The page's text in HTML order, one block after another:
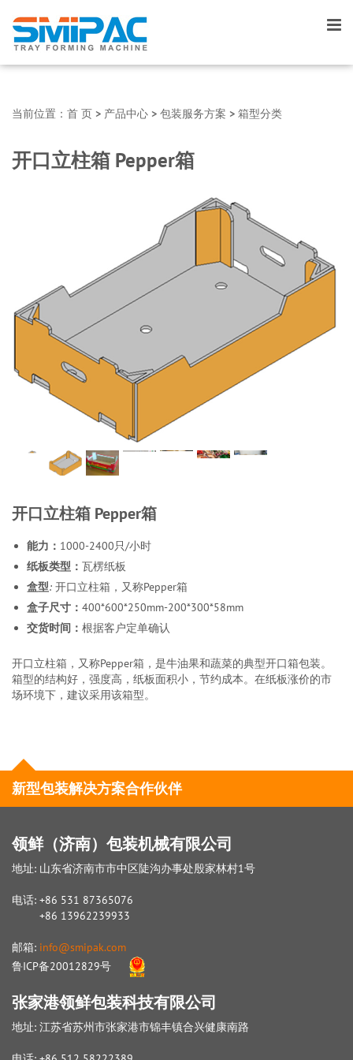
当前位置： 首 页 > 产品中心 > 包装服务方案 > 箱型分类
开口立柱箱 Pepper箱
开口立柱箱 Pepper箱
能力： 1000-2400只/小时
纸板类型： 瓦楞纸板
盒型: 开口立柱箱，又称Pepper箱
盒子尺寸： 400*600*250mm-200*300*58mm
交货时间： 根据客户定单确认
开口立柱箱，又称Pepper箱，是牛油果和蔬菜的典型开口箱包装。
箱型的结构好，强度高，纸板面积小，节约成本。在纸板涨价的市
场环境下，建议采用该箱型。
新型包装解决方案合作伙伴
领鲜（济南）包装机械有限公司
地址: 山东省济南市市中区陡沟办事处殷家林村1号
电话: +86 531 87365076
+86 13962239933
邮箱: info@smipak.com
鲁ICP备20012829号
张家港领鲜包装科技有限公司
地址: 江苏省苏州市张家港市锦丰镇合兴健康南路